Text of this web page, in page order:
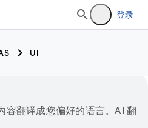
登录
UI
容翻译成您偏好的语言。AI 翻